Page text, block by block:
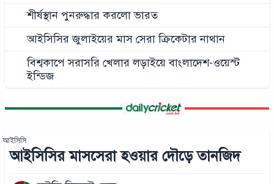
শীর্ষস্থান পুনরুদ্ধার করলো ভারত
আইসিসির জুলাইয়ের মাস সেরা ক্রিকেটার নাথান
বিশ্বকাপে সরাসরি খেলার লড়াইয়ে বাংলাদেশ-ওয়েস্ট
ইন্ডিজ
আইসিসি
আইসিসির মাসসেরা হওয়ার দৌড়ে তানজিদ